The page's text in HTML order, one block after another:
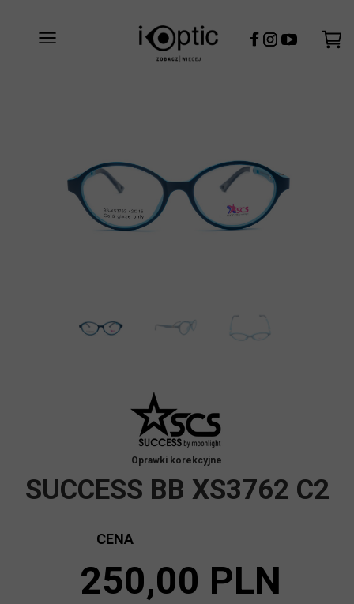
Oprawki korekcyjne
CENA
250,00 PLN
SUCCESS BB XS3762 C2